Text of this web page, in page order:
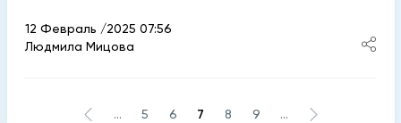
12 Февраль /2025 07:56
Людмила Мицова
... 5 6 7 8 9 ...